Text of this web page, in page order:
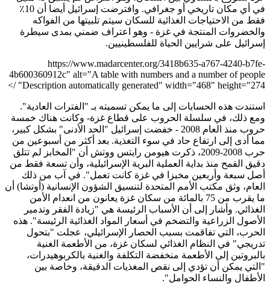
في أي مكان تاريخي أو جغرافي. وافترضت إسرائيل أيضا أن 10٪
فقط من الاحتياجات الغذائية للسكان سيتم تلبيتها من الفواكه
والخضروات المنتجة في غزة - وهو اعتراف ضمني بمدى سيطرة
إسرائيل على شرايين الحياة للفلسطينيين.
https://www.madarcenter.org/3418b635-a767-4240-b7fe-
4b600360912c" alt="A table with numbers and a number of people
Description automatically generated" width="468" height="274" />
استندت هذه الحسابات إلى ما يمكن تسميته بـ "الفترات العادية".
ومع ذلك، في سلسلة الحروب على قطاع غزة- وكانت هناك خمسة
حروب منذ العام 2008 - خفضت إسرائيل "الحد الأدنى" بشكل كبير،
مما أدى إلى ارتفاع حاد في سوء التغذية. بعد أكثر من أسبوعين من
حرب 2008-2009، ذكرت هيومن رايتس ووتش أن "المخابز لم تتلق
دقيق القمح منذ بداية العملية البرية الإسرائيلية، وأن تسعة فقط من
أصل سبعة وأربعين مخبزا في غزة كانت تعمل". في آب من ذلك
العام، وثق مكتب الأمم المتحدة لتنسيق الشؤون الإنسانية (أوتشا) أن
ما يقرب من 75 بالمائة من سكان غزة يعانون من انعدام الأمن
الغذائي. وأشار إلى أن الأسباب الرئيسة هي "زيادة الفقر وتدمير
الأصول الزراعية والتضخم في أسعار المواد الغذائية الرئيسة". هذه
الحرب، التي تفاقمت بسبب الحصار الإسرائيلي، عجلت "بتحول
تدريجي" في النظام الغذائي لسكان غزة، من الأطعمة الغنية
بالبروتين إلى الأطعمة منخفضة التكلفة والغنية بالكربوهيدرات،
"التي يمكن أن تؤدي إلى نقص المغذيات الدقيقة، وخاصة بين
الأطفال والنساء الحوامل".